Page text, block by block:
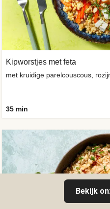
Kipworstjes met feta
met kruidige parelcouscous,
35 min
Bekijk